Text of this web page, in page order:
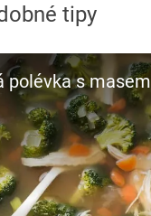
tipy
polévka s masem